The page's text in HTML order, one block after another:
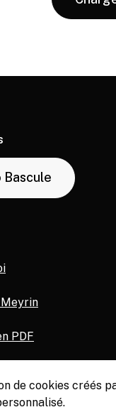
Bascule
Meyrin
PDF
de cookies créés